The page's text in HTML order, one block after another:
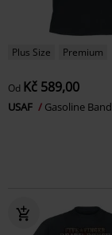
Plus Size Premium
Od Kč 589,00
USAF Gasoline